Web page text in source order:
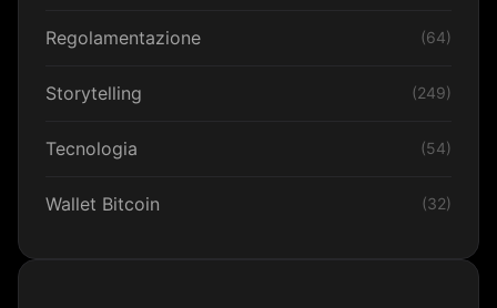
Regolamentazione (64)
Storytelling (249)
Tecnologia (54)
Wallet Bitcoin (32)